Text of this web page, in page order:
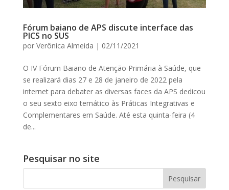
Fórum baiano de APS discute interface das
PICS no SUS
por Verônica Almeida | 02/11/2021
O IV Fórum Baiano de Atenção Primária à Saúde, que
se realizará dias 27 e 28 de janeiro de 2022 pela
internet para debater as diversas faces da APS dedicou
o seu sexto eixo temático às Práticas Integrativas e
Complementares em Saúde. Até esta quinta-feira (4
de...
Pesquisar no site